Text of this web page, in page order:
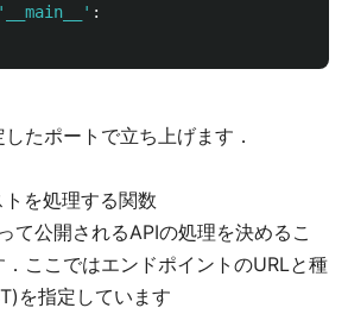
' __main__ ' :
たポートで立ち上げます．
を処理する関数
て公開されるAPIの処理を決めるこ
．ここではエンドポイントのURLと種
を指定しています